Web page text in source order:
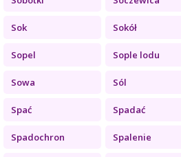
Sok Sokół
Sopel Sople lodu
Sowa Sól
Spać Spadać
Spadochron Spalenie